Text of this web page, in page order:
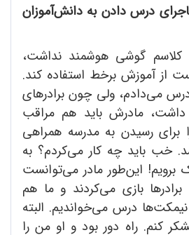
درس دادن به دانشآموزان
کلاسم گوشی هوشمند نداشت،
از آموزش برخط استفاده کند.
می‌دادم، ولی چون برادرهای
مادرش باید هم مراقب
برای رسیدن به مدرسه همراهی
خب باید چه کار می‌کردم؟ به
برویم! این‌طور مادر می‌توانست
برادرها بازی می‌کردند و ما هم
درس می‌خواندیم. البته
کنم. راه دور بود و او من را